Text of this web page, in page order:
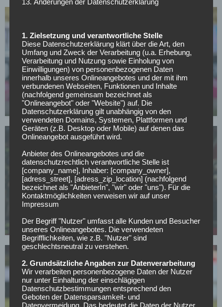
BUNDESLIGA
63 Tore in Deutschland: Philipp Hosiner gibt
Karriereende bekannt
07.05.2026
SV WERDER BREMEN
Füllkrug will zurück zu Werder, aber dieses
Hindernis steht dem Comeback im Weg
01.05.2026
BUNDESLIGA
1. Zielsetzung und verantwortliche Stelle
Diese Datenschutzerklärung klärt über die Art, den
Umfang und Zweck der Verarbeitung (u.a. Erhebung,
Verarbeitung und Nutzung sowie Einholung von
Einwilligungen) von personenbezogenen Daten
innerhalb unseres Onlineangebotes und der mit ihm
verbundenen Webseiten, Funktionen und Inhalte
(nachfolgend gemeinsam bezeichnet als
"Onlineangebot" oder "Website") auf. Die
Datenschutzerklärung gilt unabhängig von den
verwendeten Domains, Systemen, Plattformen und
Geräten (z.B. Desktop oder Mobile) auf denen das
Onlineangebot ausgeführt wird.
Anbieter des Onlineangebotes und die
datenschutzrechtlich verantwortliche Stelle ist
[company_name], Inhaber: [company_owner],
[adress_street], [adress_zip_location] (nachfolgend
bezeichnet als "AnbieterIn", "wir" oder "uns"). Für die
Kontaktmöglichkeiten verweisen wir auf unser
Impressum
Der Begriff "Nutzer" umfasst alle Kunden und Besucher
unseres Onlineangebotes. Die verwendeten
Begrifflichkeiten, wie z.B. "Nutzer" sind
geschlechtsneutral zu verstehen.
2. Grundsätzliche Angaben zur Datenverarbeitung
Wir verarbeiten personenbezogene Daten der Nutzer
nur unter Einhaltung der einschlägigen
Datenschutzbestimmungen entsprechend den
Geboten der Datensparsamkeit- und
Datenvermeidung. Das bedeutet die Daten der Nutzer